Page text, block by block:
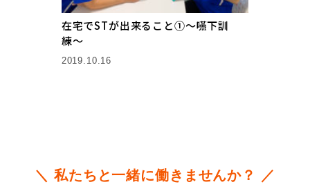
在宅でSTが出来ること①〜嚥下訓
練〜
2019.10.16
＼ 私たちと一緒に働きませんか？ ／